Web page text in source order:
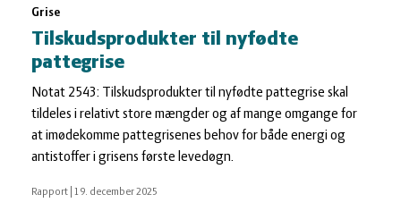
Grise
Tilskudsprodukter til nyfødte
pattegrise
Notat 2543: Tilskudsprodukter til nyfødte pattegrise skal
tildeles i relativt store mængder og af mange omgange for
at imødekomme pattegrisenes behov for både energi og
antistoffer i grisens første levedøgn.
Rapport 19. december 2025